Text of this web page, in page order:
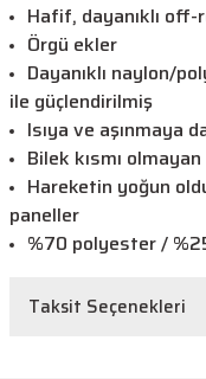
Hafif, dayanıklı
Örgü ekler
Dayanıklı naylon/
ile güçlendirilmiş
Isıya ve aşınmaya
Bilek kısmı
Hareketin yoğun
paneller
%70 polyester /
Taksit Seçenekleri